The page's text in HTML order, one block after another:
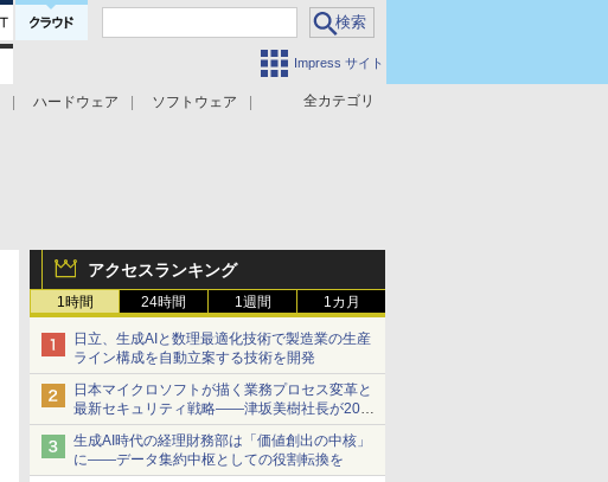
Impress サイト
全カテゴリ
ハードウェア
ソフトウェア
アクセスランキング
1時間 24時間 1週間 1カ月
日立、生成AIと数理最適化技術で製造業の生産
ライン構成を自動立案する技術を開発
日本マイクロソフトが描く業務プロセス変革と
最新セキュリティ戦略――津坂美樹社長が2027
年度戦略を説明
生成AI時代の経理財務部は「価値創出の中核」
に――データ集約中枢としての役割転換を